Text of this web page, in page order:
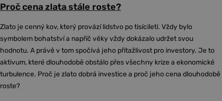
Proč cena zlata stále roste?
Zlato je cenný kov, který provází lidstvo po tisíciletí. Vždy bylo
symbolem bohatství a napříč věky vždy dokázalo udržet svou
hodnotu. A právě v tom spočívá jeho přitažlivost pro investory. Je to
aktivum, které dlouhodobě obstálo přes všechny krize a ekonomické
turbulence. Proč je zlato dobrá investice a proč jeho cena dlouhodobě
roste?